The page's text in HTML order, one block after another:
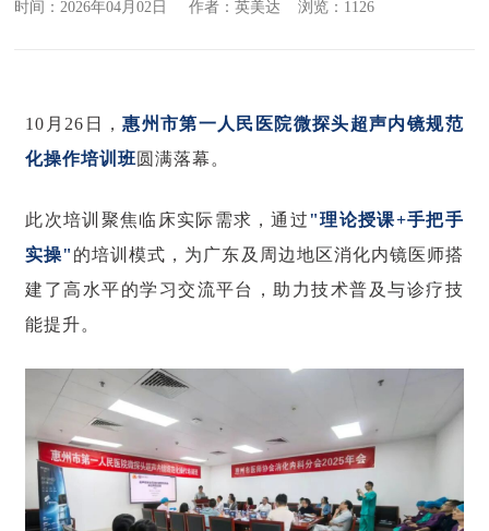
时间：2026年04月02日 作者：英美达 浏览：1126
10月26日，惠州市第一人民医院微探头超声内镜规范
化操作培训班圆满落幕。
此次培训聚焦临床实际需求，通过"理论授课+手把手
实操" 的培训模式，为广东及周边地区消化内镜医师搭
建了高水平的学习交流平台，助力技术普及与诊疗技
能提升。